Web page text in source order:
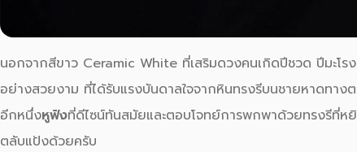
นอกจากสีขาว Ceramic White ที่เสริมดวงคนเกิดปีชวด ปีมะโร
อย่างสวยงาม ที่ได้รับแรงบันดาลใจจากหินทรงรีบนชายหาดทางต
อีกหนึ่งหูฟังที่ดีไซน์ทันสมัยและตอบโจทย์การพกพาด้วยทรงรีที่ห
ตลับแป้งด้วยครับ